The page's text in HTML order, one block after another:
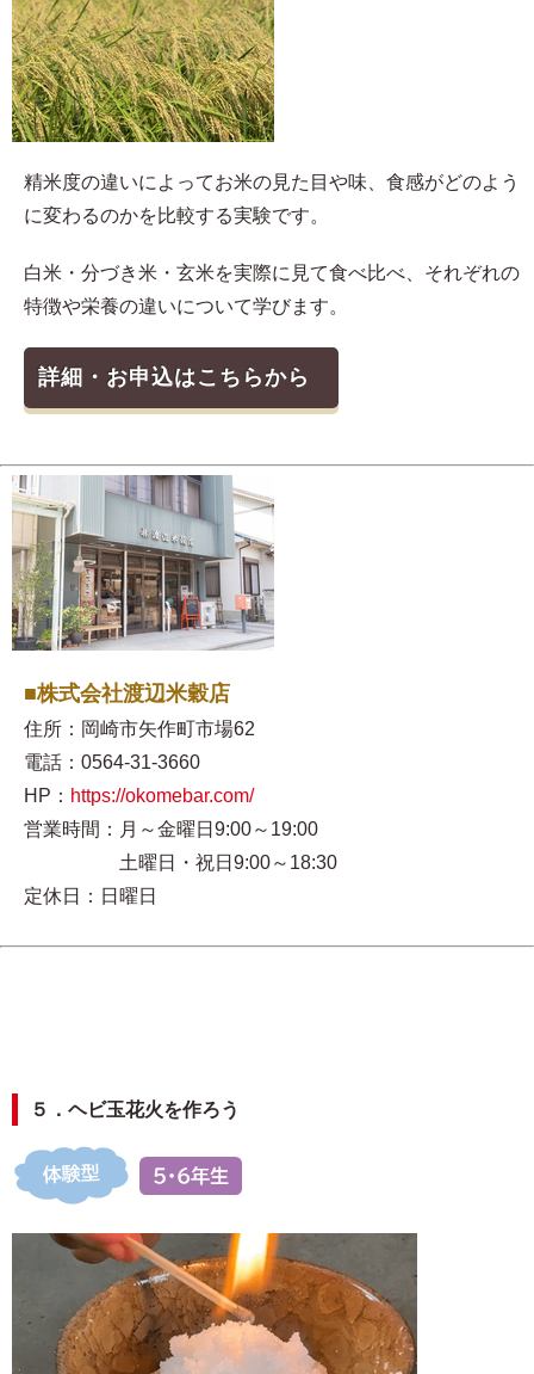
精米度の違いによってお米の見た目や味、食感がどのよう
に変わるのかを比較する実験です。
白米・分づき米・玄米を実際に見て食べ比べ、それぞれの
特徴や栄養の違いについて学びます。
詳細・お申込はこちらから
■株式会社渡辺米穀店
住所：岡崎市矢作町市場62
電話：0564-31-3660
HP： https://okomebar.com/
営業時間：月～金曜日9:00～19:00
土曜日・祝日9:00～18:30
定休日：日曜日
５．ヘビ玉花火を作ろう